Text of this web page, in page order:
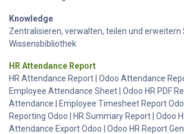
Knowledge
Zentralisieren, verwalten, teilen und erweitern
Wissensbibliothek
HR Attendance Report
HR Attendance Report | Odoo Attendance
Employee Attendance Sheet | Odoo HR PDF
Attendance | Employee Timesheet Report
Reporting Odoo | HR Summary Report | Odoo
Attendance Export Odoo | Odoo HR Report